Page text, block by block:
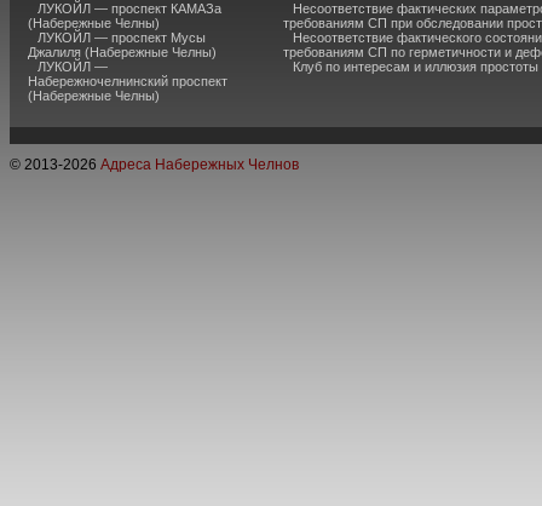
ЛУКОЙЛ — проспект КАМАЗа
(Набережные Челны)
ЛУКОЙЛ — проспект Мусы
Джалиля (Набережные Челны)
ЛУКОЙЛ —
Набережночелнинский проспект
(Набережные Челны)
Несоответствие фактических
требованиям СП при обследовании
Несоответствие фактического
требованиям СП по герметичности и
Клуб по интересам и иллюзия простоты
© 2013-2026 Адреса Набережных Челнов